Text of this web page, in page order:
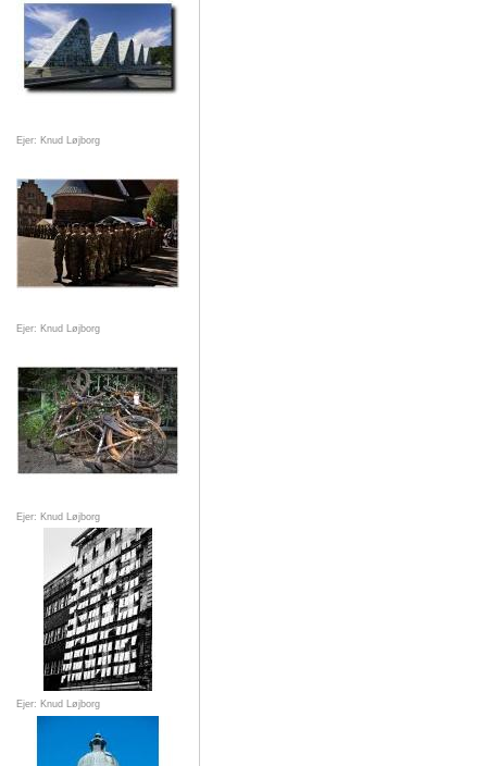
Ejer: Knud Løjborg
Ejer: Knud Løjborg
Ejer: Knud Løjborg
Ejer: Knud Løjborg